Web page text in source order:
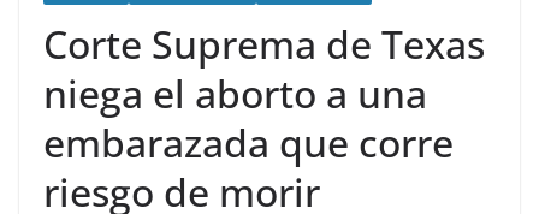
Corte Suprema de Texas
niega el aborto a una
embarazada que corre
riesgo de morir